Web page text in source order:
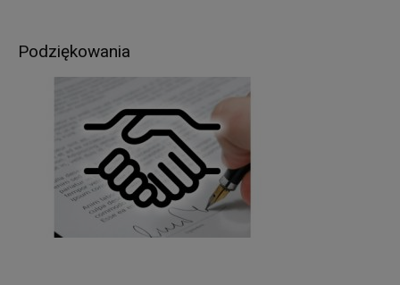
Podziękowania
Administratora, Pani/Pana danych osobowych,
przysługuje Pani/Panu prawo do:
dostępu do treści danych, na podstawie art. 15
RODO z zastrzeżeniem, że udostępniane dane
osobowe nie mogą ujawniać informacji niejawnych,
ani naruszać tajemnic prawnie chronionych, do
których zachowania zobowiązany jest
Administrator,
sprostowania (poprawiania) danych osobowych –